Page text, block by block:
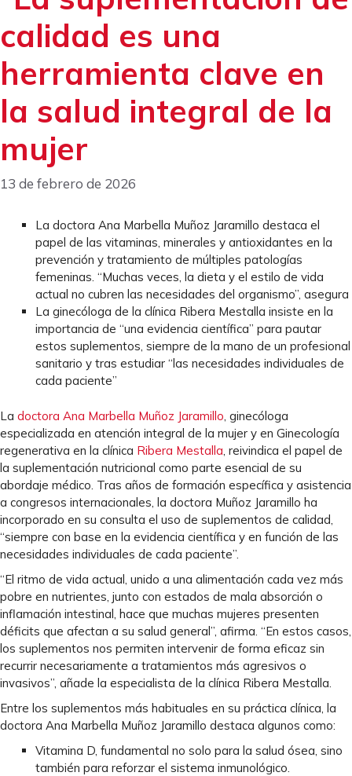
calidad es una
herramienta clave en
la salud integral de la
mujer
13 de febrero de 2026
La doctora Ana Marbella Muñoz Jaramillo destaca el
papel de las vitaminas, minerales y antioxidantes en la
prevención y tratamiento de múltiples patologías
femeninas. “Muchas veces, la dieta y el estilo de vida
actual no cubren las necesidades del organismo”, asegura
La ginecóloga de la clínica Ribera Mestalla insiste en la
importancia de “una evidencia científica” para pautar
estos suplementos, siempre de la mano de un profesional
sanitario y tras estudiar “las necesidades individuales de
cada paciente”
La doctora Ana Marbella Muñoz Jaramillo , ginecóloga
especializada en atención integral de la mujer y en Ginecología
regenerativa en la clínica Ribera Mestalla , reivindica el papel de
la suplementación nutricional como parte esencial de su
abordaje médico. Tras años de formación específica y asistencia
a congresos internacionales, la doctora Muñoz Jaramillo ha
incorporado en su consulta el uso de suplementos de calidad,
“siempre con base en la evidencia científica y en función de las
necesidades individuales de cada paciente”.
“El ritmo de vida actual, unido a una alimentación cada vez más
pobre en nutrientes, junto con estados de mala absorción o
inflamación intestinal, hace que muchas mujeres presenten
déficits que afectan a su salud general”, afirma. “En estos casos,
los suplementos nos permiten intervenir de forma eficaz sin
recurrir necesariamente a tratamientos más agresivos o
invasivos”, añade la especialista de la clínica Ribera Mestalla.
Entre los suplementos más habituales en su práctica clínica, la
doctora Ana Marbella Muñoz Jaramillo destaca algunos como:
Vitamina D, fundamental no solo para la salud ósea, sino
también para reforzar el sistema inmunológico.